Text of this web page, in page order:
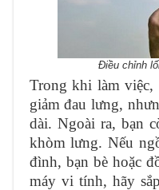
Điều chỉnh
Trong khi làm việc,
giảm đau lưng,
dài. Ngoài ra, bạn
khòm lưng. Nếu
đình, bạn bè hoặc
máy vi tính, hãy